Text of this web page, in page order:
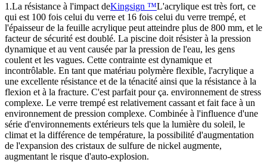
1.La résistance à l'impact deKingsign ™L'acrylique est très fort, ce
qui est 100 fois celui du verre et 16 fois celui du verre trempé, et
l'épaisseur de la feuille acrylique peut atteindre plus de 800 mm, et le
facteur de sécurité est doublé. La piscine doit résister à la pression
dynamique et au vent causée par la pression de l'eau, les gens
coulent et les vagues. Cette contrainte est dynamique et
incontrôlable. En tant que matériau polymère flexible, l'acrylique a
une excellente résistance et de la ténacité ainsi que la résistance à la
flexion et à la fracture. C'est parfait pour ça. environnement de stress
complexe. Le verre trempé est relativement cassant et fait face à un
environnement de pression complexe. Combinée à l'influence d'une
série d'environnements extérieurs tels que la lumière du soleil, le
climat et la différence de température, la possibilité d'augmentation
de l'expansion des cristaux de sulfure de nickel augmente,
augmentant le risque d'auto-explosion.